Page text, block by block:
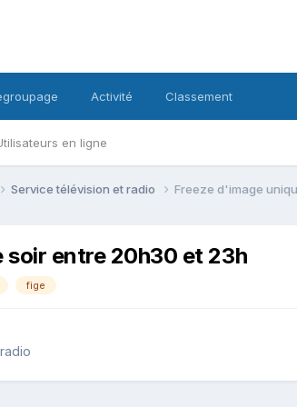
en ligne
Activité Classement
Service télévision et radio Freeze d'image
soir entre 20h30 et 23h
fige